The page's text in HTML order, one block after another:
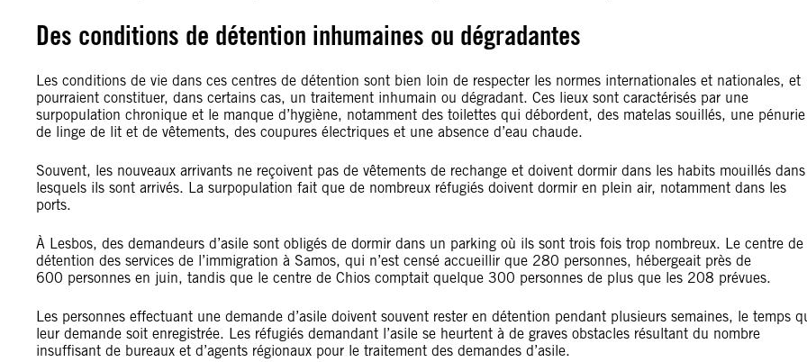
Des conditions de détention inhumaines ou dégradantes
Les conditions de vie dans ces centres de détention sont bien loin de respecter les normes internationales et nationales, et
pourraient constituer, dans certains cas, un traitement inhumain ou dégradant. Ces lieux sont caractérisés par une
surpopulation chronique et le manque d’hygiène, notamment des toilettes qui débordent, des matelas souillés, une pénurie
de linge de lit et de vêtements, des coupures électriques et une absence d’eau chaude.
Souvent, les nouveaux arrivants ne reçoivent pas de vêtements de rechange et doivent dormir dans les habits mouillés dans
lesquels ils sont arrivés. La surpopulation fait que de nombreux réfugiés doivent dormir en plein air, notamment dans les
ports.
À Lesbos, des demandeurs d’asile sont obligés de dormir dans un parking où ils sont trois fois trop nombreux. Le centre de
détention des services de l’immigration à Samos, qui n’est censé accueillir que 280 personnes, hébergeait près de
600 personnes en juin, tandis que le centre de Chios comptait quelque 300 personnes de plus que les 208 prévues.
Les personnes effectuant une demande d’asile doivent souvent rester en détention pendant plusieurs semaines, le temps
leur demande soit enregistrée. Les réfugiés demandant l’asile se heurtent à de graves obstacles résultant du nombre
insuffisant de bureaux et d’agents régionaux pour le traitement des demandes d’asile.